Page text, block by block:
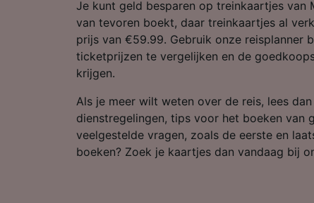
Je kunt geld besparen op treinkaartjes van
van tevoren boekt, daar treinkaartjes al
prijs van €59.99. Gebruik onze reisplanner
ticketprijzen te vergelijken en de
krijgen.
Als je meer wilt weten over de reis, lees
dienstregelingen, tips voor het boeken van
veelgestelde vragen, zoals de eerste en
boeken? Zoek je kaartjes dan vandaag bij